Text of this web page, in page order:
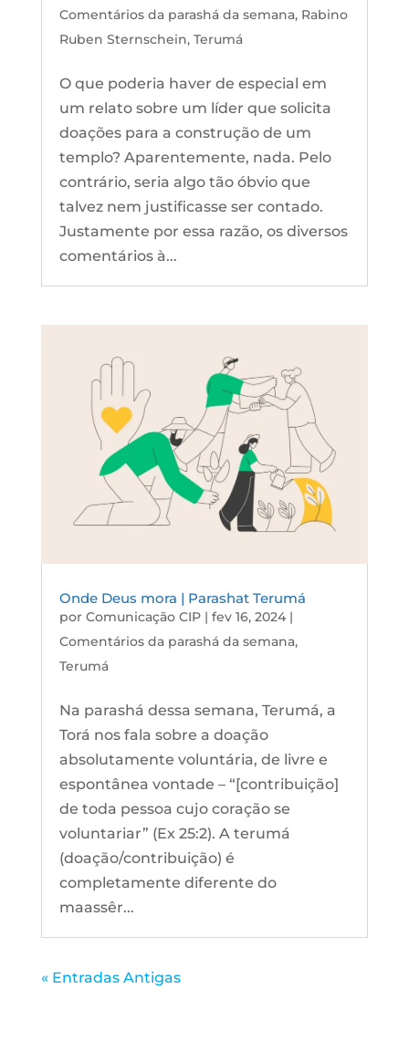
Comentários da parashá da semana, Rabino
Ruben Sternschein, Terumá
O que poderia haver de especial em
um relato sobre um líder que solicita
doações para a construção de um
templo? Aparentemente, nada. Pelo
contrário, seria algo tão óbvio que
talvez nem justificasse ser contado.
Justamente por essa razão, os diversos
comentários à...
Onde Deus mora | Parashat Terumá
por Comunicação CIP| fev 16, 2024|
Comentários da parashá da semana,
Terumá
Na parashá dessa semana, Terumá, a
Torá nos fala sobre a doação
absolutamente voluntária, de livre e
espontânea vontade – “[contribuição]
de toda pessoa cujo coração se
voluntariar” (Ex 25:2). A terumá
(doação/contribuição) é
completamente diferente do
maassêr...
« Entradas Antigas